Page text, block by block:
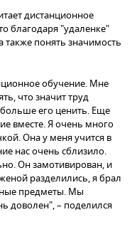
дистанционное
благодаря "удаленке"
также понять значимость
обучение. Мне
что значит труд
больше его ценить. Еще
вместе. Я очень много
Она у меня учится в
нас очень сблизило.
Он замотивирован, и
разделились, я брал
предметы. Мы
доволен", – поделился